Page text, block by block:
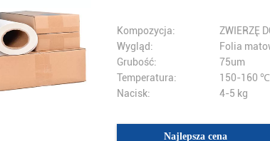
Kompozycja:
ZWIERZĘ
Wygląd:
Folia
Grubość:
75um
Temperatura:
150-160 ℃
Nacisk:
4-5 kg
Najlepsza cena